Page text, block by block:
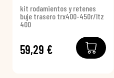
kit rodamientos y retenes
buje trasero trx400-450r/ltz
400
59,29 €